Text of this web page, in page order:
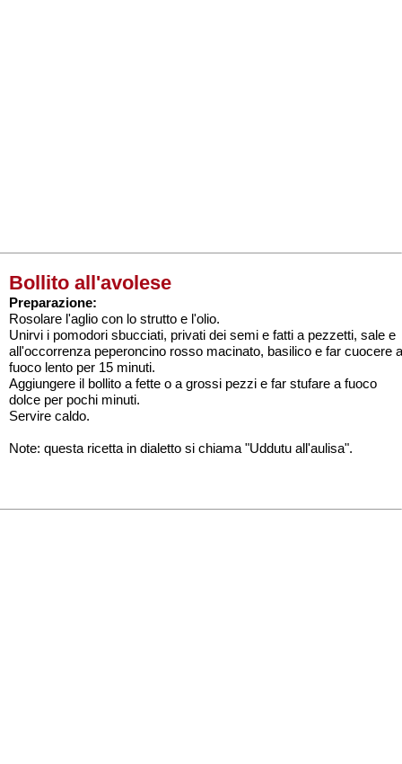
Bollito all'avolese
Preparazione:
Rosolare l'aglio con lo strutto e l'olio.
Unirvi i pomodori sbucciati, privati dei semi e fatti a pezzetti, sale e
all'occorrenza peperoncino rosso macinato, basilico e far cuocere a
fuoco lento per 15 minuti.
Aggiungere il bollito a fette o a grossi pezzi e far stufare a fuoco
dolce per pochi minuti.
Servire caldo.
Note: questa ricetta in dialetto si chiama "Uddutu all'aulisa".